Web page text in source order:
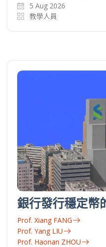
5 Aug 2026
教學人員
銀行發行穩定幣
Prof. Xiang FANG
Prof. Yang LIU
Prof. Haonan ZHOU